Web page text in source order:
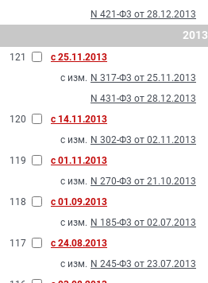
N 421-Ф3 от 28.12.2013
2013
121
с 25.11.2013
с изм. N 317-Ф3 от 25.11.2013
N 431-Ф3 от 28.12.2013
120
с 14.11.2013
с изм. N 302-Ф3 от 02.11.2013
119
с 01.11.2013
с изм. N 270-Ф3 от 21.10.2013
118
с 01.09.2013
с изм. N 185-Ф3 от 02.07.2013
117
с 24.08.2013
с изм. N 245-Ф3 от 23.07.2013